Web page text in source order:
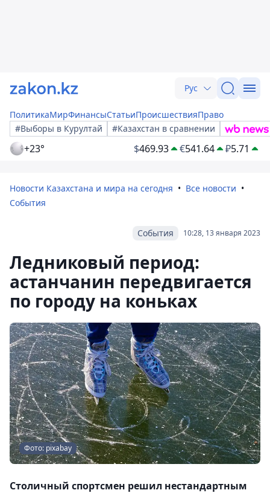
Рус
ПолитикаМирФинансыСтатьиПроисшествияПраво
#Выборы в Курултай
#Казахстан в сравнении
+23° $469.93 €541.64 ₽5.71
Новости Казахстана и мира на сегодня
Все новости
События
10:28, 13 января 2023
События
Ледниковый период:
астанчанин передвигается
по городу на коньках
Фото: pixabay
Столичный спортсмен решил нестандартным